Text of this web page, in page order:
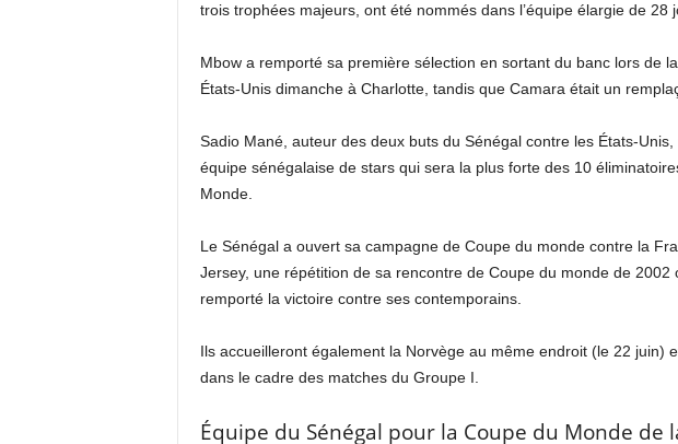
trois trophées majeurs, ont été nommés dans l’équipe élargie de 28
Mbow a remporté sa première sélection en sortant du banc lors de
États-Unis dimanche à Charlotte, tandis que Camara était un
Sadio Mané, auteur des deux buts du Sénégal contre les États-Unis,
équipe sénégalaise de stars qui sera la plus forte des 10
Monde.
Le Sénégal a ouvert sa campagne de Coupe du monde contre la
Jersey, une répétition de sa rencontre de Coupe du monde de 2002
remporté la victoire contre ses contemporains.
Ils accueilleront également la Norvège au même endroit (le 22 juin)
dans le cadre des matches du Groupe I.
Équipe du Sénégal pour la Coupe du Monde de